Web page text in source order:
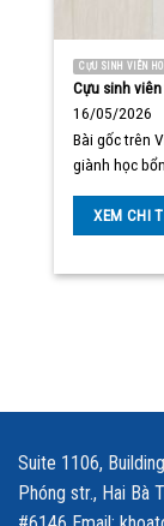
CỰU SINH VIÊN
Cựu sinh
16/05/2026
Bài gốc trên
giành học
XEM CHI
Suite 1106,
Phóng str., Hai Bà